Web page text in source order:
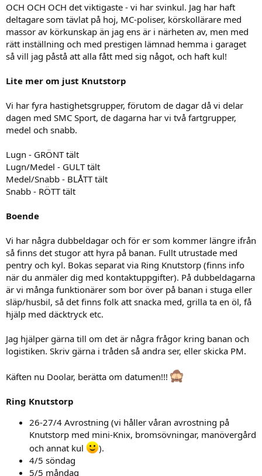
OCH OCH OCH det viktigaste - vi har svinkul. Jag har haft
deltagare som tävlat på hoj, MC-poliser, körskollärare med
massor av körkunskap än jag ens är i närheten av, men med
rätt inställning och med prestigen lämnad hemma i garaget
så vill jag påstå att alla fått med sig något, och haft kul!
Lite mer om just Knutstorp
Vi har fyra hastighetsgrupper, förutom de dagar då vi delar
dagen med SMC Sport, de dagarna har vi två fartgrupper,
medel och snabb.
Lugn - GRÖNT tält
Lugn/Medel - GULT tält
Medel/Snabb - BLÅTT tält
Snabb - RÖTT tält
Boende
Vi har några dubbeldagar och för er som kommer längre ifrån
så finns det stugor att hyra på banan. Fullt utrustade med
pentry och kyl. Bokas separat via Ring Knutstorp (finns info
när du anmäler dig med kontaktuppgifter). På dubbeldagarna
är vi många funktionärer som bor över på banan i stuga eller
släp/husbil, så det finns folk att snacka med, grilla ta en öl, få
hjälp med däcktryck etc.
Jag hjälper gärna till om det är några frågor kring banan och
logistiken. Skriv gärna i tråden så andra ser, eller skicka PM.
Käften nu Doolar, berätta om datumen!!!
Ring Knutstorp
26-27/4 Avrostning (vi håller våran avrostning på
Knutstorp med mini-Knix, bromsövningar, manövergård
och annat kul
).
4/5 söndag
5/5 måndag